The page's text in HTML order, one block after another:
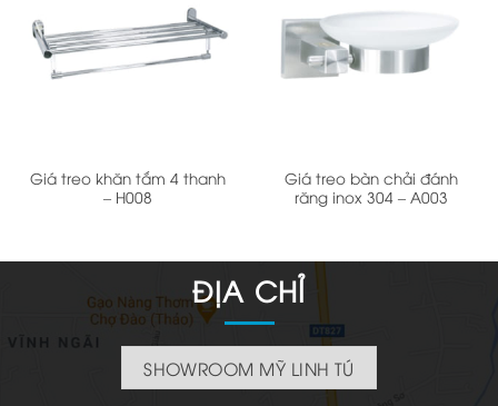
Giá treo khăn tắm 4 thanh
– H008
Giá treo bàn chải đánh
răng inox 304 – A003
ĐỊA CHỈ
SHOWROOM MỸ LINH TÚ